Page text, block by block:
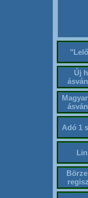
Új
Adó 1